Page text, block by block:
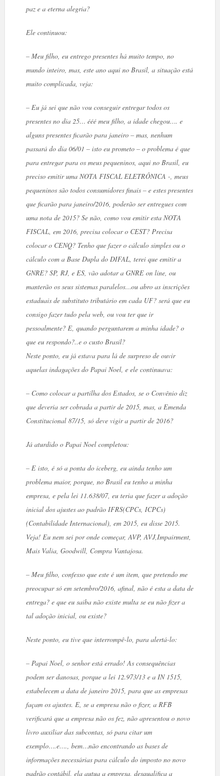
paz e a eterna alegria?
Ele continuou:
– Meu filho, eu entrego presentes há muito tempo, no
mundo inteiro, mas, este ano aqui no Brasil, a situação está
muito complicada, veja:
– Eu já sei que não vou conseguir entregar todos os
presentes no dia 25… ééé meu filho, a idade chegou…. e
alguns presentes ficarão para janeiro – mas, nenhum
passará do dia 06/01 – isto eu prometo – o problema é que
para entregar para os meus pequeninos, aqui no Brasil, eu
preciso emitir uma NOTA FISCAL ELETRÔNICA -, meus
pequeninos são todos consumidores finais – e estes presentes
que ficarão para janeiro/2016, poderão ser entregues com
uma nota de 2015? Se não, como vou emitir esta NOTA
FISCAL, em 2016, precisa colocar o CEST? Precisa
colocar o CENQ? Tenho que fazer o cálculo simples ou o
cálculo com a Base Dupla do DIFAL, terei que emitir a
GNRE? SP, RJ, e ES, vão adotar a GNRE on line, ou
manterão os seus sistemas paralelos…ou abro as inscrições
estaduais de substituto tributário em cada UF? será que eu
consigo fazer tudo pela web, ou vou ter que ir
pessoalmente? E, quando perguntarem a minha idade? o
que eu respondo?..e o custo Brasil?
Neste ponto, eu já estava para lá de surpreso de ouvir
aquelas indagações do Papai Noel, e ele continuava:
– Como colocar a partilha dos Estados, se o Convênio diz
que deveria ser cobrada a partir de 2015, mas, a Emenda
Constitucional 87/15, só deve vigir a partir de 2016?
Já aturdido o Papai Noel completou:
– E isto, é só a ponta do iceberg, eu ainda tenho um
problema maior, porque, no Brasil eu tenho a minha
empresa, e pela lei 11.638/07, eu teria que fazer a adoção
inicial dos ajustes ao padrão IFRS(CPCs, ICPCs)
(Contabilidade Internacional), em 2015, eu disse 2015.
Veja! Eu nem sei por onde começar, AVP, AVJ,Impairment,
Mais Valia, Goodwill, Compra Vantajosa.
– Meu filho, confesso que este é um item, que pretendo me
preocupar só em setembro/2016, afinal, não é esta a data de
entrega? e que eu saiba não existe multa se eu não fizer a
tal adoção inicial, ou existe?
Neste ponto, eu tive que interrompê-lo, para alertá-lo:
– Papai Noel, o senhor está errado! As consequências
podem ser danosas, porque a lei 12.973/13 e a IN 1515,
estabelecem a data de janeiro 2015, para que as empresas
façam os ajustes. E, se a empresa não o fizer, a RFB
verificará que a empresa não os fez, não apresentou o novo
livro auxiliar das subcontas, só para citar um
exemplo….e…., bem…não encontrando as bases de
informações necessárias para cálculo do imposto no novo
padrão contábil, ela autua a empresa, desqualifica a